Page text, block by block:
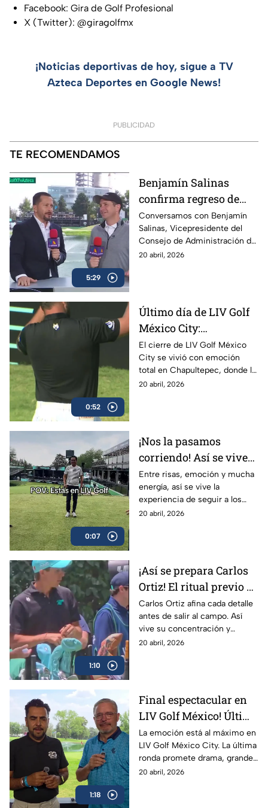
Facebook: Gira de Golf Profesional
X (Twitter): @giragolfmx
¡Noticias deportivas de hoy, sigue a TV
Azteca Deportes en Google News!
PUBLICIDAD
TE RECOMENDAMOS
5:29
Benjamín Salinas
confirma regreso de
LIV Golf México City
para 2027
Conversamos con Benjamín
Salinas, Vicepresidente del
Consejo de Administración de
Grupo Salinas, quien habló del
20 abril, 2026
0:52
Último día de LIV Golf
México City:
Chapultepec cerró con
gran ambiente
El cierre de LIV Golf México
City se vivió con emoción
total en Chapultepec, donde la
afición respondió con un
20 abril, 2026
0:07
¡Nos la pasamos
corriendo! Así se vive
LIV Golf siguiendo a los
favoritos
Entre risas, emoción y mucha
energía, así se vive la
experiencia de seguir a los
golfistas favoritos durante LIV
20 abril, 2026
1:10
¡Así se prepara Carlos
Ortiz! El ritual previo a
la cuarta ronda de LIV
Golf
Carlos Ortiz afina cada detalle
antes de salir al campo. Así
vive su concentración y
preparación rumbo a la cuarta
20 abril, 2026
1:18
Final espectacular en
LIV Golf México! Última
ronda de alarido en
Mexico City
La emoción está al máximo en
LIV Golf México City. La última
ronda promete drama, grandes
golpes y un cierre
20 abril, 2026